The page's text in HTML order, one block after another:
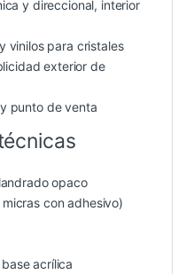
y direccional, interior
vinilos para cristales
exterior de
punto de venta
opaco
con adhesivo)
acrílica